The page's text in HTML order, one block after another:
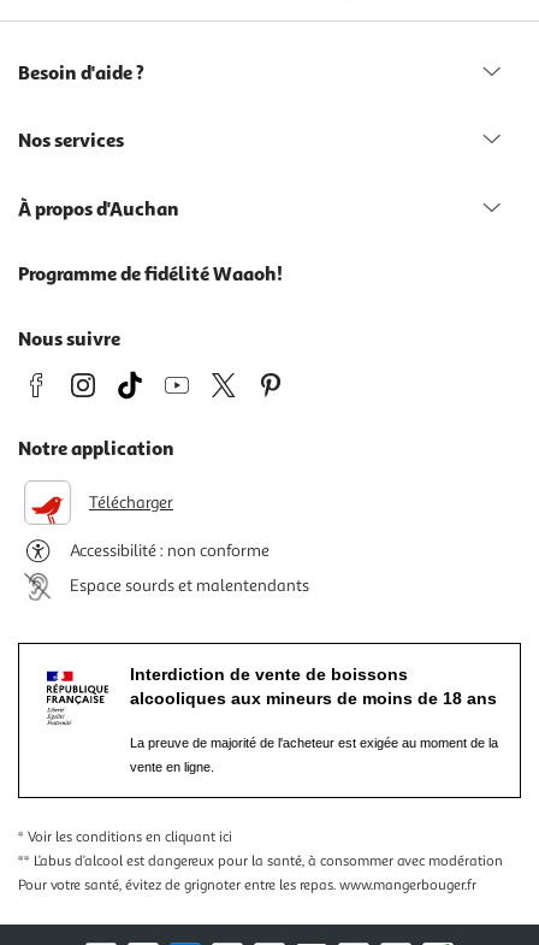
Besoin d'aide ?
Nos services
À propos d'Auchan
Programme de fidélité Waaoh!
Nous suivre
Notre application
Télécharger
Accessibilité : non conforme
Espace sourds et malentendants
Interdiction de vente de boissons
alcooliques aux mineurs de moins de 18 ans
La preuve de majorité de l'acheteur est exigée au moment de la
vente en ligne.
* Voir les conditions en cliquant ici
** L’abus d’alcool est dangereux pour la santé, à consommer avec modération
Pour votre santé, évitez de grignoter entre les repas. www.mangerbouger.fr